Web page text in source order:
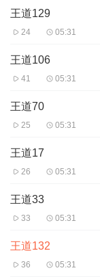
王道129
24 05:31
王道106
41 05:31
王道70
25 05:31
王道17
26 05:31
王道33
33 05:31
王道132
36 05:31